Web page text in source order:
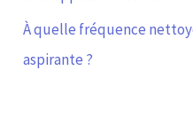
À quelle fréquence
aspirante ?